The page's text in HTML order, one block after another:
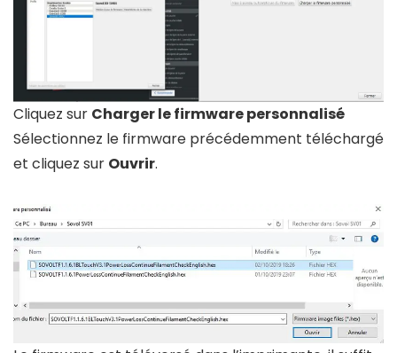
Cliquez sur Charger le firmware personnalisé
Sélectionnez le firmware précédemment téléchargé
et cliquez sur Ouvrir.